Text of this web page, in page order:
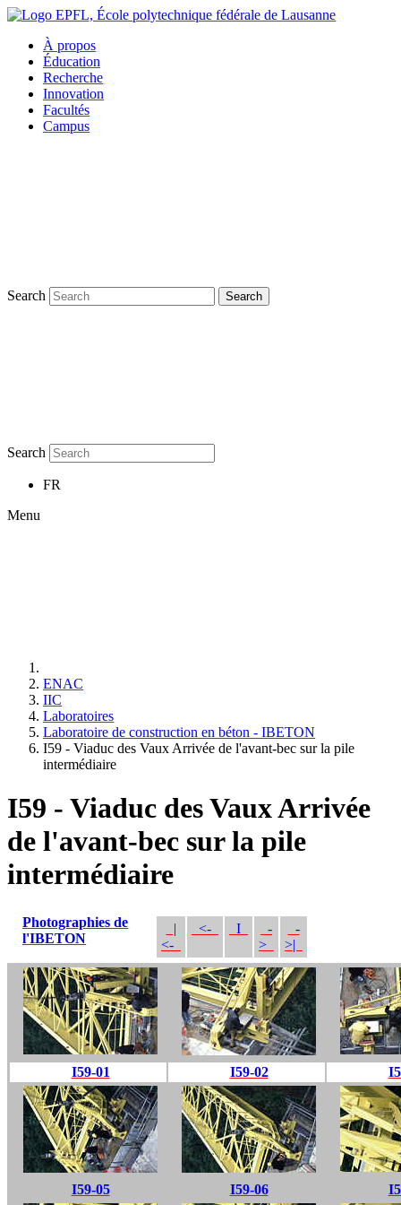
À propos
Éducation
Recherche
Innovation
Facultés
Campus
Search Search
Search
FR
Menu
ENAC
IIC
Laboratoires
Laboratoire de construction en béton - IBETON
I59 - Viaduc des Vaux Arrivée de l'avant-bec sur la pile
intermédiaire
I59 - Viaduc des Vaux Arrivée
de l'avant-bec sur la pile
intermédiaire
Photographies de
l'IBETON
|
<-
<- I
-
>
-
>|
I59-01 I59-02
I59-05 I59-06